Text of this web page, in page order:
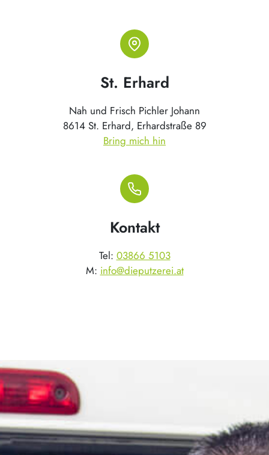
St. Erhard
Nah und Frisch Pichler Johann
8614 St. Erhard, Erhardstraße 89
Bring mich hin
Kontakt
Tel: 03866 5103
M: info@dieputzerei.at